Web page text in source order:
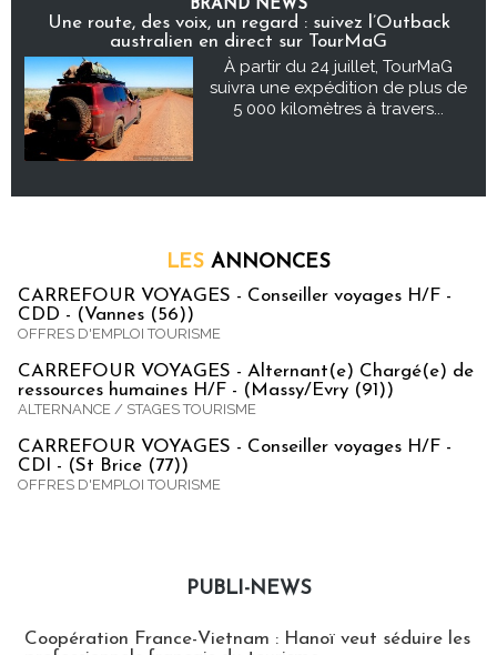
BRAND NEWS
Une route, des voix, un regard : suivez l’Outback
australien en direct sur TourMaG
À partir du 24 juillet, TourMaG
suivra une expédition de plus de
5 000 kilomètres à travers...
LES ANNONCES
CARREFOUR VOYAGES - Conseiller voyages H/F -
CDD - (Vannes (56))
OFFRES D'EMPLOI TOURISME
CARREFOUR VOYAGES - Alternant(e) Chargé(e) de
ressources humaines H/F - (Massy/Evry (91))
ALTERNANCE / STAGES TOURISME
CARREFOUR VOYAGES - Conseiller voyages H/F -
CDI - (St Brice (77))
OFFRES D'EMPLOI TOURISME
PUBLI-NEWS
Coopération France-Vietnam : Hanoï veut séduire les